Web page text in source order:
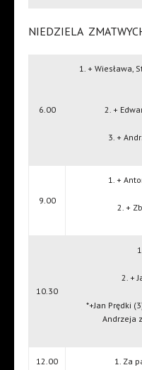
NIEDZIELA
6.00
1. + Wiesława,
2. +
3. +
9.00
1. +
2. +
10.30
2. +
*+Jan Prędki
Andrzeja
12.00 1. Za